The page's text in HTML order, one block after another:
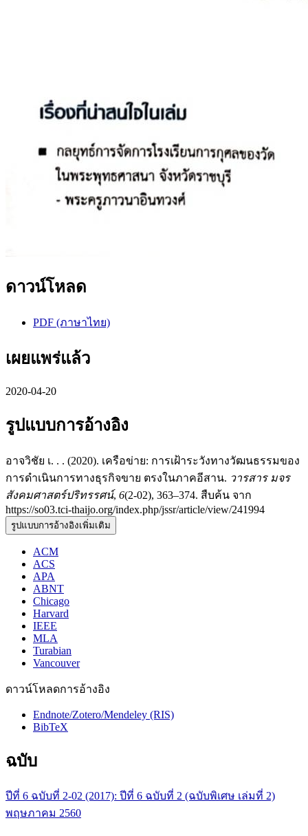
ดาวน์โหลด
PDF (ภาษาไทย)
เผยแพร่แล้ว
2020-04-20
รูปแบบการอ้างอิง
อาจวิชัย เ. . . (2020). เครือข่าย: การเฝ้าระวังทางวัฒนธรรมของ
การดำเนินการทางธุรกิจขาย ตรงในภาคอีสาน. วารสาร มจร
สังคมศาสตร์ปริทรรศน์, 6(2-02), 363–374. สืบค้น จาก
https://so03.tci-thaijo.org/index.php/jssr/article/view/241994
รูปแบบการอ้างอิงเพิ่มเติม
ACM
ACS
APA
ABNT
Chicago
Harvard
IEEE
MLA
Turabian
Vancouver
ดาวน์โหลดการอ้างอิง
Endnote/Zotero/Mendeley (RIS)
BibTeX
ฉบับ
ปีที่ 6 ฉบับที่ 2-02 (2017): ปีที่ 6 ฉบับที่ 2 (ฉบับพิเศษ เล่มที่ 2)
พฤษภาคม 2560